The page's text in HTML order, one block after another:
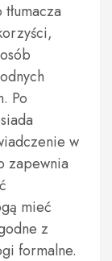
Po
w
zapewnia
mieć
z
formalne.